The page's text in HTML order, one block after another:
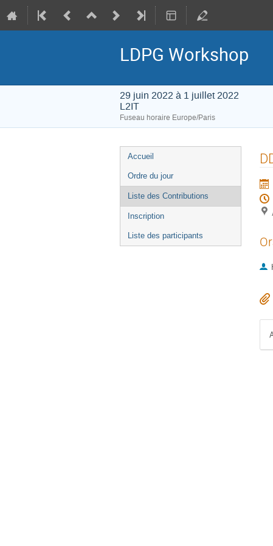
LDPG Workshop
29 juin 2022 à 1 juillet 2022
L2IT
Fuseau horaire Europe/Paris
Menu
de
l'événement
Accueil
Ordre du jour
Liste des Contributions
Inscription
Liste des participants